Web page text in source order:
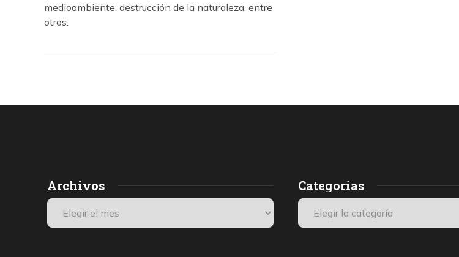
medioambiente, destrucción de la naturaleza, entre
otros.
Archivos Categorías